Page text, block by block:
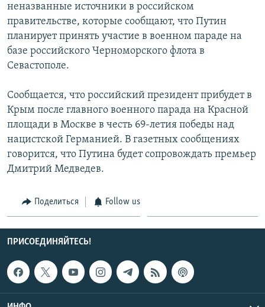
ОБЩЕСТВО
КУЛЬТУРА
СПОРТ
ГОСТЬ НЕДЕЛИ
ПОЗИЦИЯ
БЛОГИ
ЧИТАЕМ ПРЕССУ
ВИДЕО
ФОТО
АУДИО
ПОДКАСТЫ
АРХИВ РАДИОПРОГРАММЫ
ПРИСОЕДИНЯЙТЕСЬ!
Все сайты РСЕ/РС
неназванные источники в российском
правительстве, которые сообщают, что Путин
планирует принять участие в военном параде на
базе российского Черноморского флота в
Севастополе.
Сообщается, что российский президент прибудет в
Крым после главного военного парада на Красной
площади в Москве в честь 69-летия победы над
нацистской Германией. В газетных сообщениях
говорится, что Путина будет сопровождать премьер
Дмитрий Медведев.
Поделиться Follow us
ПРИСОЕДИНЯЙТЕСЬ!